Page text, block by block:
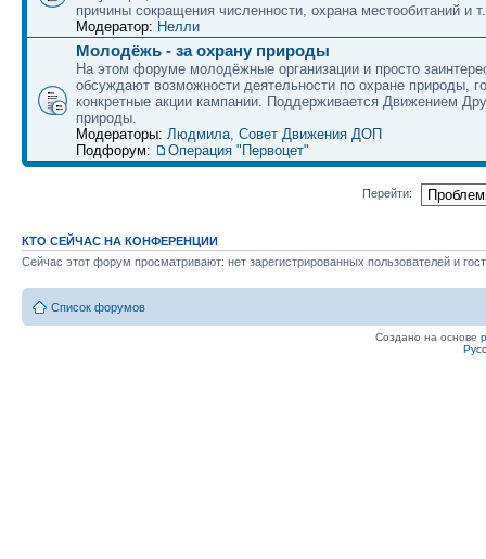
причины сокращения численности, охрана местообитаний и
Модератор: Нелли
Молодёжь - за охрану природы
На этом форуме молодёжные организации и просто
обсуждают возможности деятельности по охране природы,
конкретные акции кампании. Поддерживается Движением
природы.
Модераторы: Людмила Совет Движения ДОП
Подфорум:
Операция "Первоцет"
Перейти:
КТО СЕЙЧАС НА КОНФЕРЕНЦИИ
Сейчас этот форум просматривают: нет зарегистрированных пользователей и
Список форумов
Создано на основе